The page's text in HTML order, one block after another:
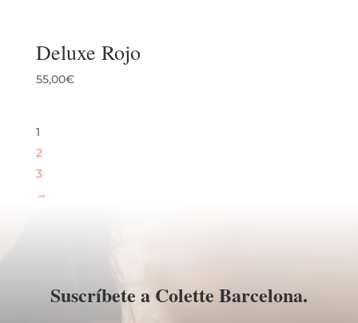
Deluxe Rojo
55,00€
1
2
3
→
Suscríbete a Colette Barcelona.